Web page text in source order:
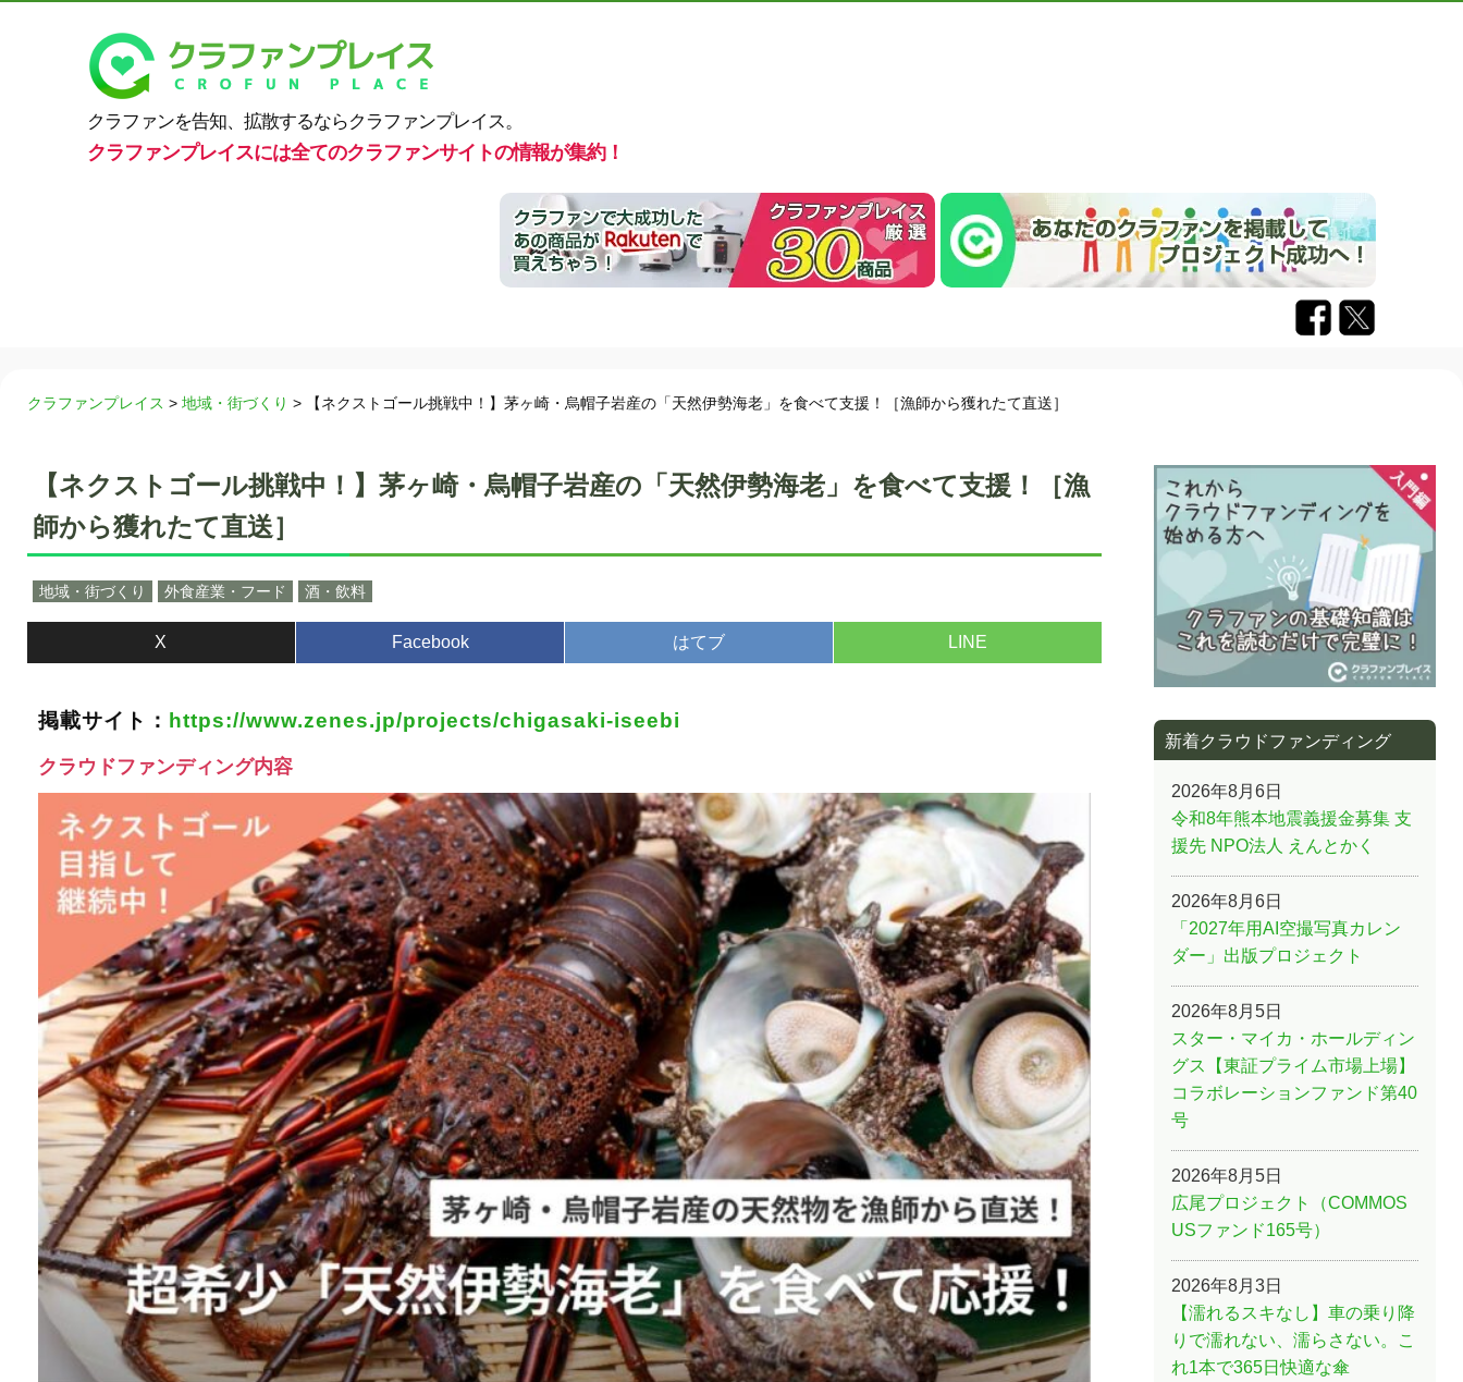
クラファンを告知、拡散するならクラファンプレイス。
クラファンプレイスには全てのクラファンサイトの情報が集約！
クラファンプレイス > 地域・街づくり > 【ネクストゴール挑戦中！】茅ヶ崎・烏帽子岩産の「天然伊勢海老」を食べて支援！［漁師から獲れたて直送］
【ネクストゴール挑戦中！】茅ヶ崎・烏帽子岩産の「天然伊勢海老」を食べて支援！［漁
師から獲れたて直送］
地域・街づくり 外食産業・フード 酒・飲料
X Facebook はてブ LINE
掲載サイト： https://www.zenes.jp/projects/chigasaki-iseebi
クラウドファンディング内容
新着クラウドファンディング
2026年8月6日
令和8年熊本地震義援金募集 支
援先 NPO法人 えんとかく
2026年8月6日
「2027年用AI空撮写真カレン
ダー」出版プロジェクト
2026年8月5日
スター・マイカ・ホールディン
グス【東証プライム市場上場】
コラボレーションファンド第40
号
2026年8月5日
広尾プロジェクト（COMMOS
USファンド165号）
2026年8月3日
【濡れるスキなし】車の乗り降
りで濡れない、濡らさない。こ
れ1本で365日快適な傘